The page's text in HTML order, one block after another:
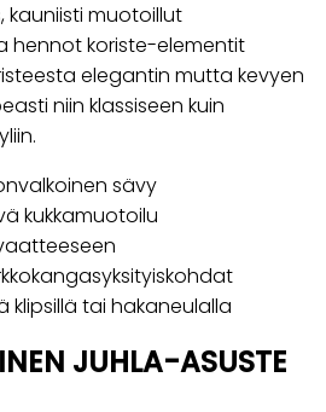
kauniisti muotoillut
hennot koriste-elementit
elegantin mutta kevyen
niin klassiseen kuin
sävy
kukkamuotoilu
klipsillä tai hakaneulalla
JUHLA-ASUSTE